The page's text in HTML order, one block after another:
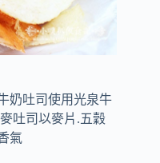
奶吐司使用光泉牛
吐司以麥片.五穀
氣